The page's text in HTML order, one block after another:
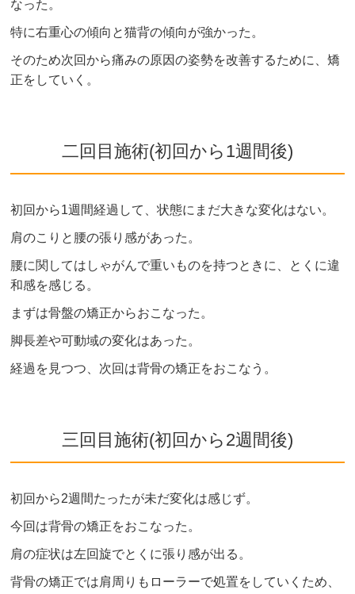
なった。
特に右重心の傾向と猫背の傾向が強かった。
そのため次回から痛みの原因の姿勢を改善するために、矯
正をしていく。
二回目施術(初回から1週間後)
初回から1週間経過して、状態にまだ大きな変化はない。
肩のこりと腰の張り感があった。
腰に関してはしゃがんで重いものを持つときに、とくに違
和感を感じる。
まずは骨盤の矯正からおこなった。
脚長差や可動域の変化はあった。
経過を見つつ、次回は背骨の矯正をおこなう。
三回目施術(初回から2週間後)
初回から2週間たったが未だ変化は感じず。
今回は背骨の矯正をおこなった。
肩の症状は左回旋でとくに張り感が出る。
背骨の矯正では肩周りもローラーで処置をしていくため、